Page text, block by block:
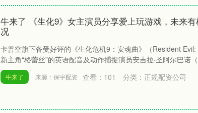
牛来了 《生化9》女主演员分享爱上玩游戏，未来
况
卡普空旗下备受好评的《生化危机9：安魂曲》（Resident
新主角“格蕾丝”的英语配音及动作捕捉演员安吉拉·圣阿尔巴诺
牛来了 来源：保宇配资 查看： 101 分类： 正规配资公司